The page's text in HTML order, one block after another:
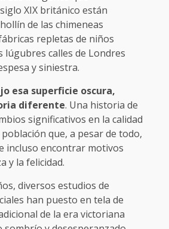
XIX británico están
de las chimeneas
repletas de niños
lúgubres calles de Londres
y siniestra.
esa superficie oscura,
diferente. Una historia de
significativos en la calidad
que, a pesar de todo,
incluso encontrar motivos
y la felicidad.
diversos estudios de
han puesto en tela de
de la era victoriana